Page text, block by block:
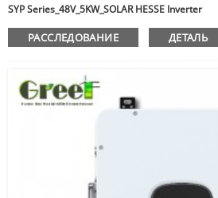
SYP Series_48V_5KW_SOLAR HESSE Inverter
РАССЛЕДОВАНИЕ ДЕТАЛЬ